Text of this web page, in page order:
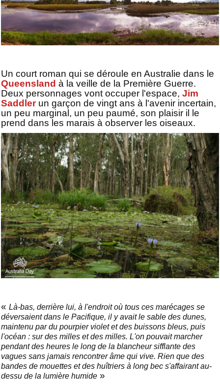
Un court roman qui se déroule en Australie dans le
Queensland à la veille de la Première Guerre.
Deux personnages vont occuper l'espace, Jim
Saddlerun garçon de vingt ans à l'avenir incertain,
un peu marginal, un peu paumé, son plaisir il le
prend dans les marais à observer les oiseaux.
« Là-bas, derrière lui, à l'endroit où tous ces marécages se
déversaient dans le Pacifique, il y avait le sable des dunes,
maintenu par du pourpier violet et des buissons bleus, puis
l'océan : sur des milles et des milles. L'on pouvait marcher
pendant des heures le long de la blancheur sifflante des
vagues sans jamais rencontrer âme qui vive. Rien que des
bandes de mouettes et des huîtriers à long bec s'affairant au-
dessu de la lumière humide »